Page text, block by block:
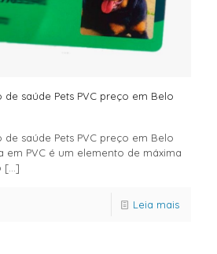
saúde Pets PVC preço em Belo
saúde Pets PVC preço em Belo
em PVC é um elemento de máxima
[…]
Leia mais